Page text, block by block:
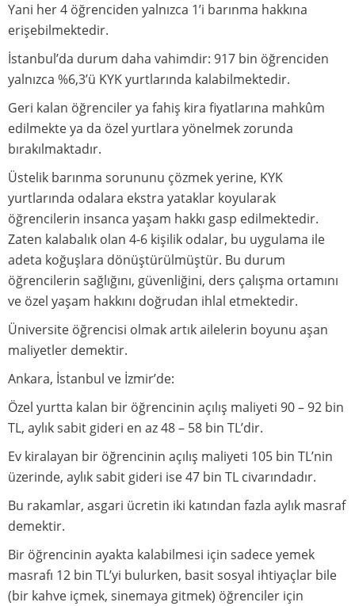
Yani her 4 öğrenciden yalnızca 1’i barınma hakkına
erişebilmektedir.
İstanbul’da durum daha vahimdir: 917 bin öğrenciden
yalnızca %6,3’ü KYK yurtlarında kalabilmektedir.
Geri kalan öğrenciler ya fahiş kira fiyatlarına mahkûm
edilmekte ya da özel yurtlara yönelmek zorunda
bırakılmaktadır.
Üstelik barınma sorununu çözmek yerine, KYK
yurtlarında odalara ekstra yataklar koyularak
öğrencilerin insanca yaşam hakkı gasp edilmektedir.
Zaten kalabalık olan 4-6 kişilik odalar, bu uygulama ile
adeta koğuşlara dönüştürülmüştür. Bu durum
öğrencilerin sağlığını, güvenliğini, ders çalışma ortamını
ve özel yaşam hakkını doğrudan ihlal etmektedir.
Üniversite öğrencisi olmak artık ailelerin boyunu aşan
maliyetler demektir.
Ankara, İstanbul ve İzmir’de:
Özel yurtta kalan bir öğrencinin açılış maliyeti 90 – 92 bin
TL, aylık sabit gideri en az 48 – 58 bin TL’dir.
Ev kiralayan bir öğrencinin açılış maliyeti 105 bin TL’nin
üzerinde, aylık sabit gideri ise 47 bin TL civarındadır.
Bu rakamlar, asgari ücretin iki katından fazla aylık masraf
demektir.
Bir öğrencinin ayakta kalabilmesi için sadece yemek
masrafı 12 bin TL’yi bulurken, basit sosyal ihtiyaçlar bile
(bir kahve içmek, sinemaya gitmek) öğrenciler için